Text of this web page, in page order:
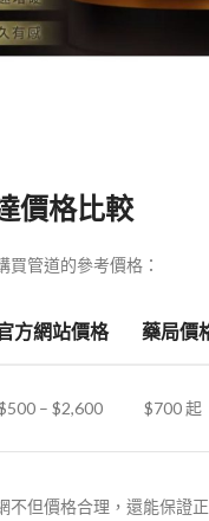
價格比較
買管道的參考價格：
方網站價格 藥局價
– $2,600 $700 起
不但價格合理，還能保證